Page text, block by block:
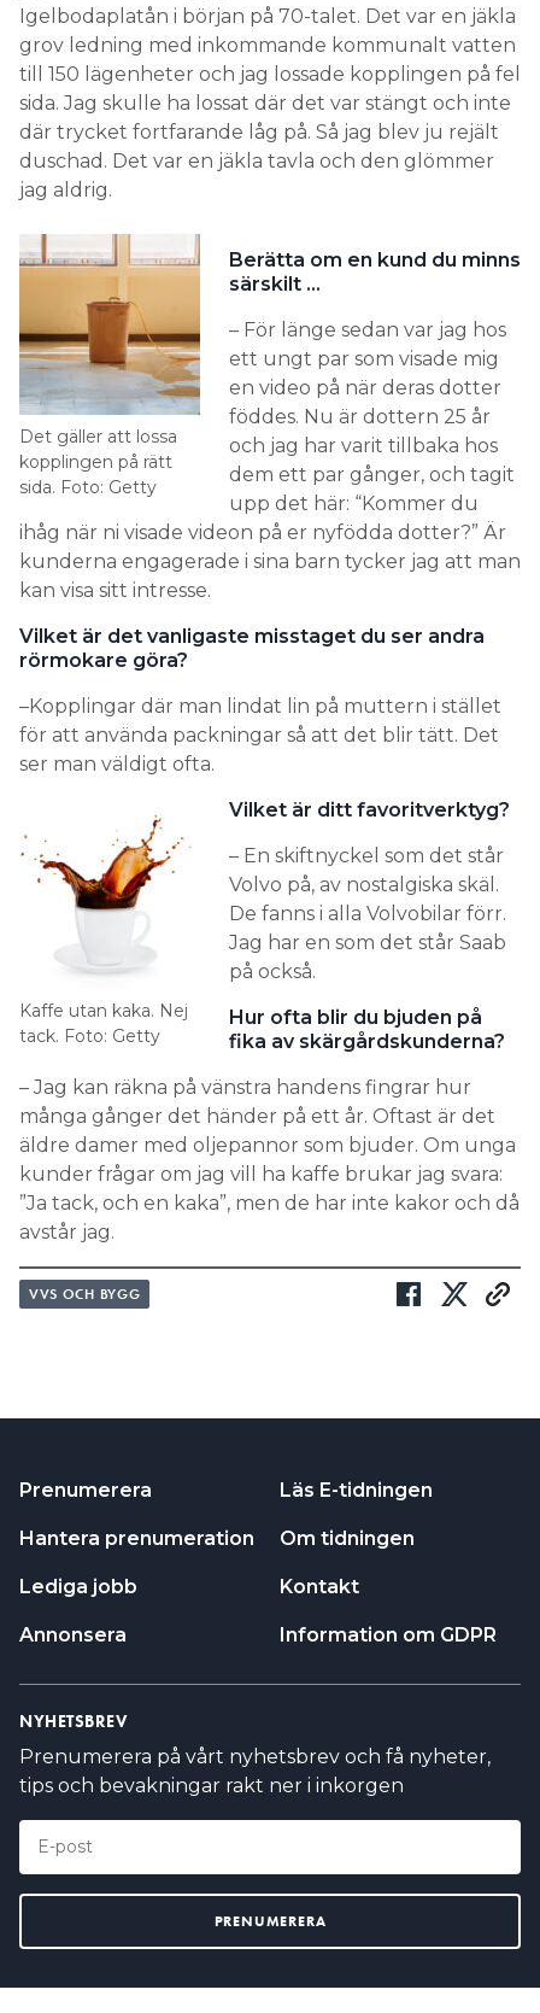
Igelbodaplatån i början på 70-talet. Det var en jäkla
grov ledning med inkommande kommunalt vatten
till 150 lägenheter och jag lossade kopplingen på fel
sida. Jag skulle ha lossat där det var stängt och inte
där trycket fortfarande låg på. Så jag blev ju rejält
duschad. Det var en jäkla tavla och den glömmer
jag aldrig.
Det gäller att lossa
kopplingen på rätt
sida. Foto: Getty
Berätta om en kund du minns
särskilt …
– För länge sedan var jag hos
ett ungt par som visade mig
en video på när deras dotter
föddes. Nu är dottern 25 år
och jag har varit tillbaka hos
dem ett par gånger, och tagit
upp det här: “Kommer du
ihåg när ni visade videon på er nyfödda dotter?” Är
kunderna engagerade i sina barn tycker jag att man
kan visa sitt intresse.
Vilket är det vanligaste misstaget du ser andra
rörmokare göra?
–Kopplingar där man lindat lin på muttern i stället
för att använda packningar så att det blir tätt. Det
ser man väldigt ofta.
Kaffe utan kaka. Nej
tack. Foto: Getty
Vilket är ditt favoritverktyg?
– En skiftnyckel som det står
Volvo på, av nostalgiska skäl.
De fanns i alla Volvobilar förr.
Jag har en som det står Saab
på också.
Hur ofta blir du bjuden på
fika av skärgårdskunderna?
– Jag kan räkna på vänstra handens fingrar hur
många gånger det händer på ett år. Oftast är det
äldre damer med oljepannor som bjuder. Om unga
kunder frågar om jag vill ha kaffe brukar jag svara:
”Ja tack, och en kaka”, men de har inte kakor och då
avstår jag.
VVS OCH BYGG
Prenumerera
Hantera prenumeration
Lediga jobb
Annonsera
Läs E-tidningen
Om tidningen
Kontakt
Information om GDPR
NYHETSBREV
Prenumerera på vårt nyhetsbrev och få nyheter,
tips och bevakningar rakt ner i inkorgen